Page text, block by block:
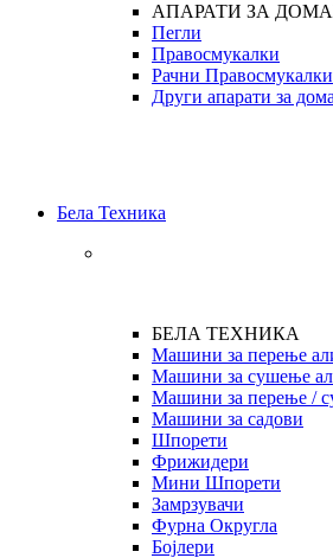
АПАРАТИ ЗА
Пегли
Правосмукалки
Рачни Правосмукалки
Други апарати за
Бела Техника
БЕЛА ТЕХНИКА
Машини за перење
Машини за сушење
Машини за перење /
Машини за садови
Шпорети
Фрижидери
Мини Шпорети
Замрзувачи
Фурна Округла
Бојлери